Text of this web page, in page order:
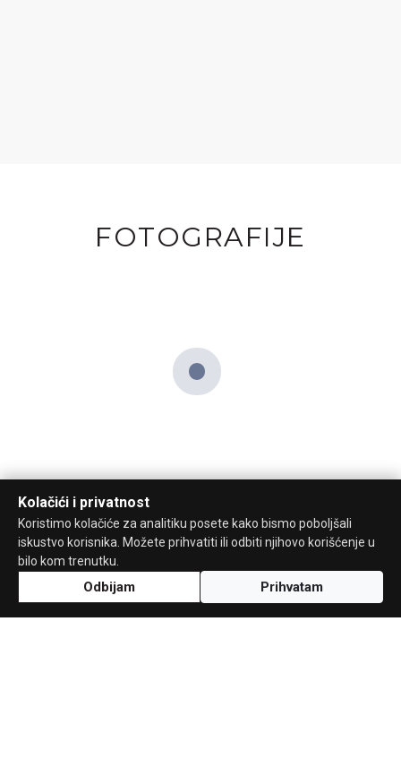
FOTOGRAFIJE
Kolačići i privatnost
Koristimo kolačiće za analitiku posete kako bismo poboljšali
iskustvo korisnika. Možete prihvatiti ili odbiti njihovo korišćenje u
bilo kom trenutku.
Odbijam Prihvatam